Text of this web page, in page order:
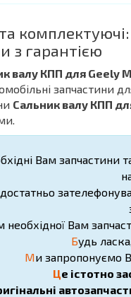
комплектуючі:
з гарантією
валу КПП для Geely
запчастини
Сальник валу КПП
Вам запчастини
Вам
Будь ласка,
Ми запропонуємо
Це істотно